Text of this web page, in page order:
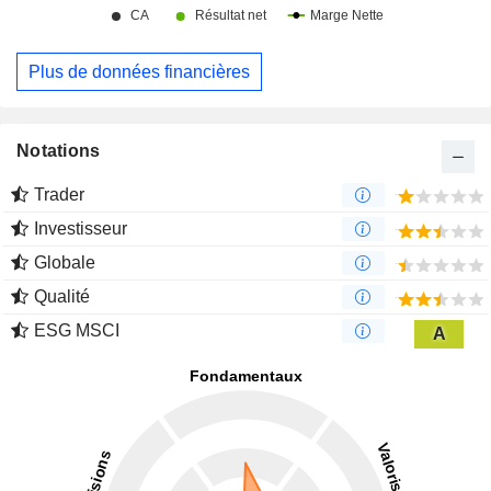
Plus de données financières
Notations
Trader
Investisseur
Globale
Qualité
ESG MSCI
A